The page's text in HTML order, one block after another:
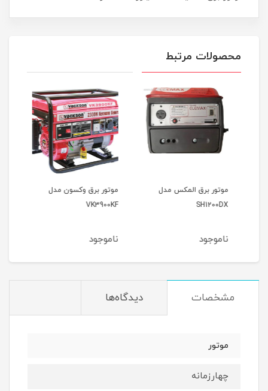
محصولات مرتبط
موتور برق المکس مدل
SH1200DX
ناموجود
موتور برق وکسون مدل
VK3900KF
ناموجود
مشخصات دیدگاه‌ها
موتور
چهارزمانه